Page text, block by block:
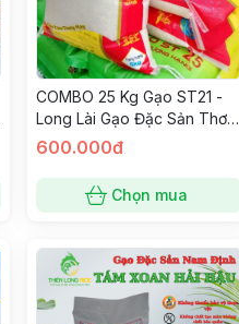
COMBO 25 Kg Gạo ST21 -
Long Lài Gạo Đặc Sản Thơm
Dẻo Vừa Ngọt Cơm
600.000đ
Chọn mua